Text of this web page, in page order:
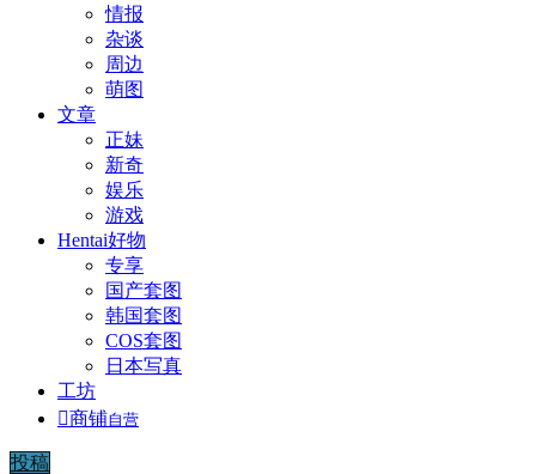
情报
杂谈
周边
萌图
文章
正妹
新奇
娱乐
游戏
Hentai好物
专享
国产套图
韩国套图
COS套图
日本写真
工坊
商铺自营
投稿